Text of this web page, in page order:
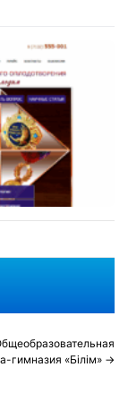
гимназия «Білім»